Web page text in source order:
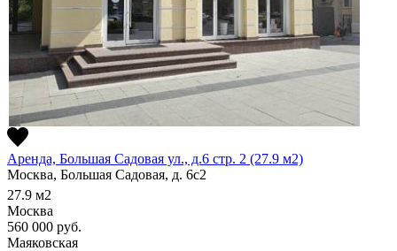
Аренда, Большая Садовая ул., д.6 стр. 2 (27.9 м2)
Москва, Большая Садовая, д. 6с2
27.9 м2
Москва
560 000 руб.
Маяковская